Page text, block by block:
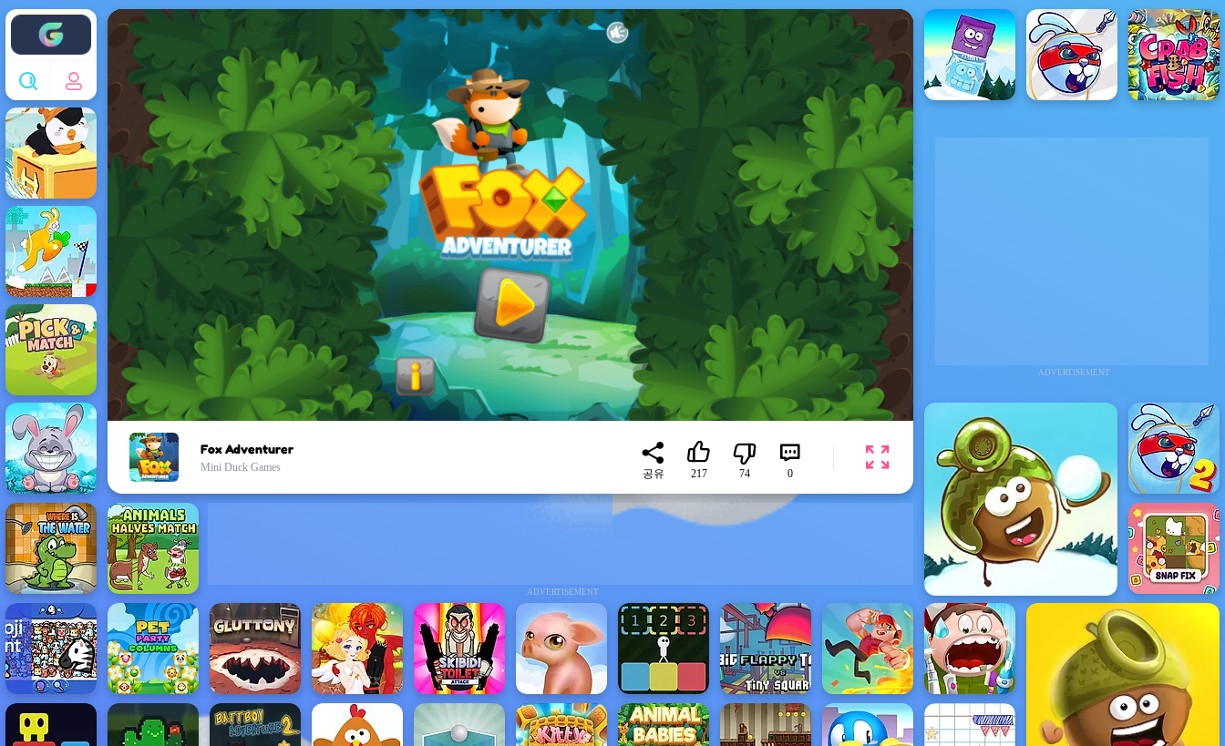
Enjoy4fun
ADVERTISEMENT
ADVERTISEMENT
Fox Adventurer
Mini Duck Games
공유 217 74 0